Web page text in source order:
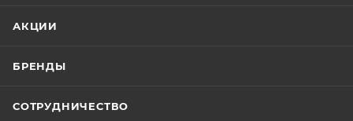
АКЦИИ
БРЕНДЫ
СОТРУДНИЧЕСТВО